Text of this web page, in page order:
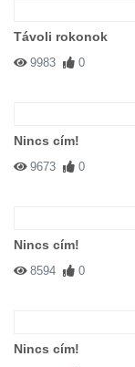
Távoli rokonok
9983 0
Nincs cím!
9673 0
Nincs cím!
8594 0
Nincs cím!